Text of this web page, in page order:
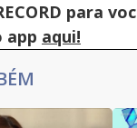
para
app aqui!